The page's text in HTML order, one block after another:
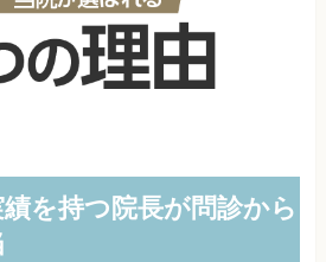
を持つ院長が問診から